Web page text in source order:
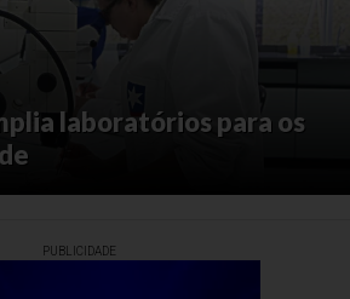
laboratórios para os
PUBLICIDADE